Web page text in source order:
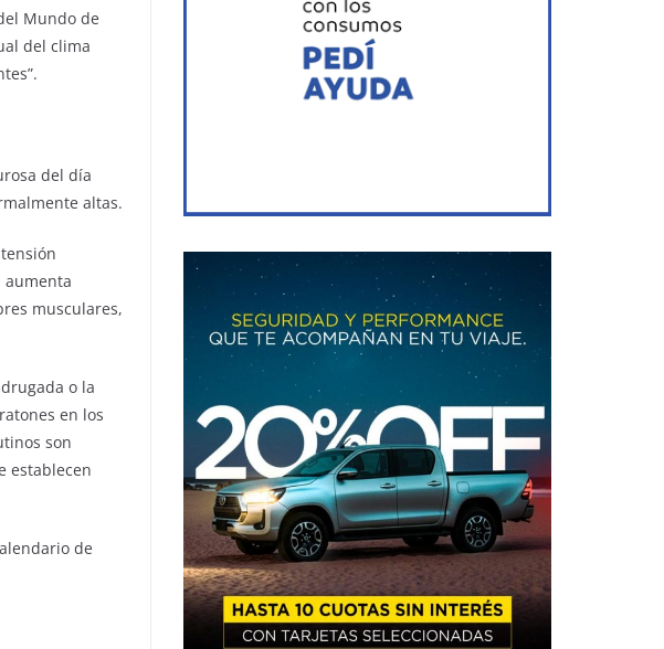
Mundo de
del clima
del día
altas.
aumenta
musculares,
o la
en los
son
establecen
de